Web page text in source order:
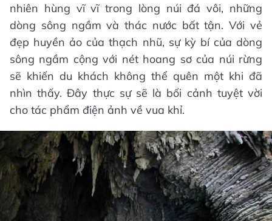
nhiên hùng vĩ vĩ trong lòng núi đá vôi, những
dòng sông ngầm và thác nước bất tận. Với vẻ
đẹp huyền ảo của thạch nhũ, sự kỳ bí của dòng
sông ngầm cộng với nét hoang sơ của núi rừng
sẽ khiến du khách không thể quên một khi đã
nhìn thấy. Đây thực sự sẽ là bối cảnh tuyệt vời
cho tác phẩm điện ảnh về vua khỉ.